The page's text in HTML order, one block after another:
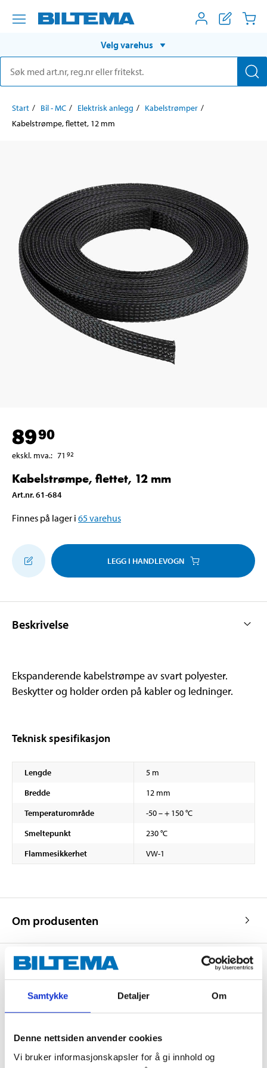
Samtykke Detaljer Om
Denne nettsiden anvender cookies
Vi bruker informasjonskapsler for å gi innhold og
Velg varehus
Start Bil - MC Elektrisk anlegg
Kabelstrømper
Kabelstrømpe, flettet, 12 mm
8990
ekskl. mva.: 71 92
Kabelstrømpe, flettet, 12 mm
Art.nr.61-684
Finnes på lager i 65varehus
LEGG I HANDLEVOGN
Beskrivelse
Ekspanderende kabelstrømpe av svart polyester.
Beskytter og holder orden på kabler og ledninger.
Teknisk spesifikasjon
Lengde
5 m
Bredde
12 mm
Temperaturområde
-50 – + 150 °C
Smeltepunkt
230 °C
Flammesikkerhet
VW-1
Om produsenten
Kjøp & Hent